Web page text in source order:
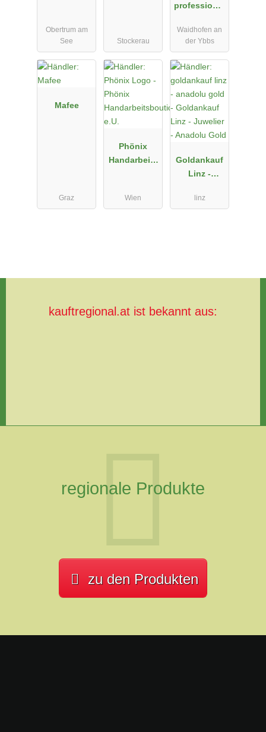
Obertrum am
See
Stockerau
professionel
Technologie
n GmbH
Waidhofen an
der Ybbs
Mafee
Graz
Phönix
Handarbeits
Wien
Goldankauf
Linz -
Anadolu
linz
kauftregional.at ist bekannt aus:
regionale Produkte
zu den Produkten